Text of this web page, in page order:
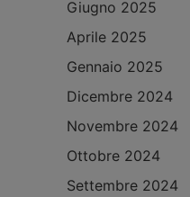
Giugno 2025
Aprile 2025
Gennaio 2025
Dicembre 2024
Novembre 2024
Ottobre 2024
Settembre 2024